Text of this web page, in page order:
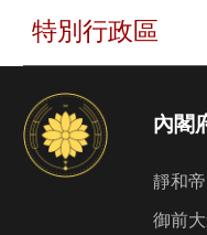
特別行政區
內閣
靜和
御前